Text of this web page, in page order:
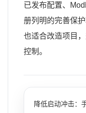
已发布配置、
册列明的完善保
也适合改造项目
控制。
降低启动冲击：